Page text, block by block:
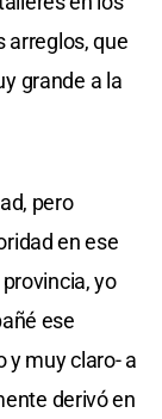
arreglos, que
grande a la
pero
en ese
yo
ese
y muy claro- a
derivó en